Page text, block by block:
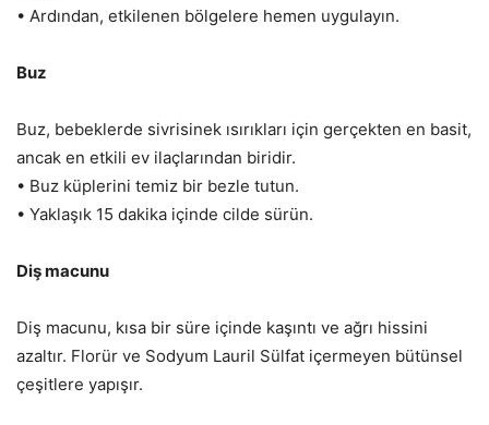
• Ardından, etkilenen bölgelere hemen uygulayın.
Buz
Buz, bebeklerde sivrisinek ısırıkları için gerçekten en basit,
ancak en etkili ev ilaçlarından biridir.
• Buz küplerini temiz bir bezle tutun.
• Yaklaşık 15 dakika içinde cilde sürün.
Diş macunu
Diş macunu, kısa bir süre içinde kaşıntı ve ağrı hissini
azaltır. Florür ve Sodyum Lauril Sülfat içermeyen bütünsel
çeşitlere yapışır.